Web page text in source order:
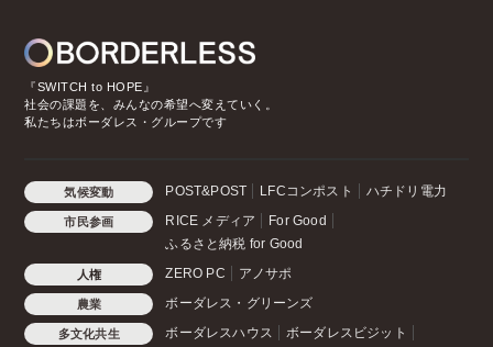
『SWITCH to HOPE』
社会の課題を、みんなの希望へ変えていく。
私たちはボーダレス・グループです
気候変動 POST&POST LFCコンポスト ハチドリ電力
市民参画 RICE メディア
For Good
ふるさと納税 for Good
人権 ZERO PC アノサポ
農業 ボーダレス・グリーンズ
多文化共生 ボーダレスハウス
ボーダレスビジット